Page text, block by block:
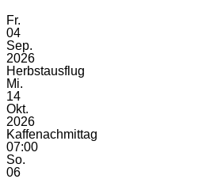
Fr.
04
Sep.
2026
Herbstausflug
Mi.
14
Okt.
2026
Kaffenachmittag
07:00
So.
06